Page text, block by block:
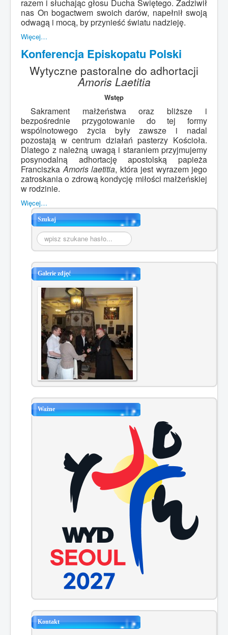
razem i słuchając głosu Ducha Świętego. Zadziwił
nas On bogactwem swoich darów, napełnił swoją
odwagą i mocą, by przynieść światu nadzieję.
Więcej…
Konferencja Episkopatu Polski
Wytyczne pastoralne do adhortacji
Amoris Laetitia
Wstęp
Sakrament małżeństwa oraz bliższe i
bezpośrednie przygotowanie do tej formy
wspólnotowego życia były zawsze i nadal
pozostają w centrum działań pasterzy Kościoła.
Dlatego z należną uwagą i staraniem przyjmujemy
posynodalną adhortację apostolską papieża
FranciszkaAmoris laetitia, która jest wyrazem jego
zatroskania o zdrową kondycję miłości małżeńskiej
w rodzinie.
Więcej…
Szukaj
Szukaj...
Galerie zdjęć
Ważne
Kontakt